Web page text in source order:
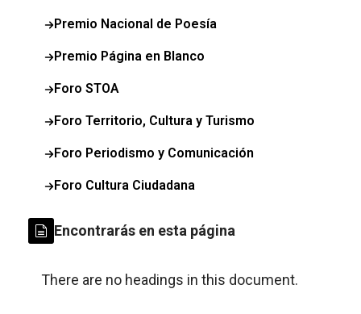
Premio Nacional de Poesía
Premio Página en Blanco
Foro STOA
Foro Territorio, Cultura y Turismo
Foro Periodismo y Comunicación
Foro Cultura Ciudadana
Encontrarás en esta página
There are no headings in this document.